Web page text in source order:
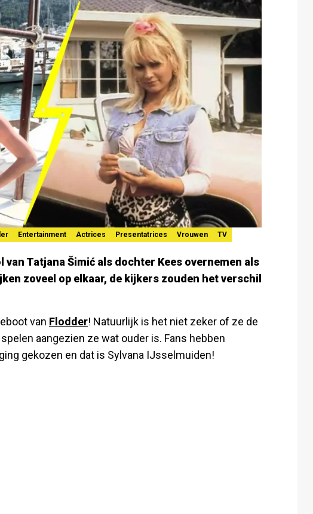
Entertainment Actrices Presentatrices Vrouwen TV
van Tatjana Šimić als dochter Kees overnemen als
zoveel op elkaar, de kijkers zouden het verschil
van Flodder! Natuurlijk is het niet zeker of ze de
aangezien ze wat ouder is. Fans hebben
gekozen en dat is Sylvana IJsselmuiden!